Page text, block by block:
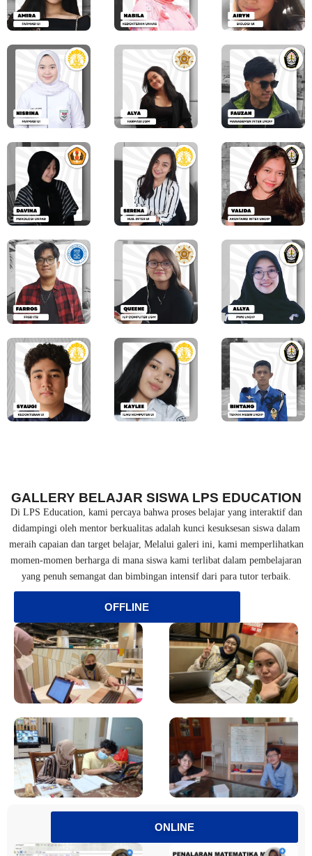
GALLERY BELAJAR SISWA LPS EDUCATION
Di LPS Education, kami percaya bahwa proses belajar yang interaktif dan
didampingi oleh mentor berkualitas adalah kunci kesuksesan siswa dalam
meraih capaian dan target belajar, Melalui galeri ini, kami memperlihatkan
momen-momen berharga di mana siswa kami terlibat dalam pembelajaran
yang penuh semangat dan bimbingan intensif dari para tutor terbaik.
OFFLINE
ONLINE